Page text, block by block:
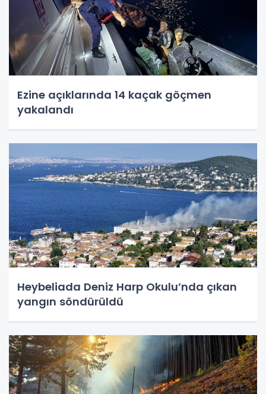
Ezine açıklarında 14 kaçak göçmen
yakalandı
Heybeliada Deniz Harp Okulu’nda çıkan
yangın söndürüldü